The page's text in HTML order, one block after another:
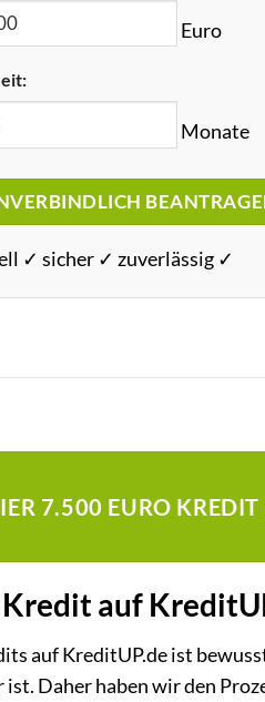
Euro
Monate
✓ sicher ✓ zuverlässig ✓
7.500 EURO
auf
auf KreditUP.de ist
Daher haben wir den